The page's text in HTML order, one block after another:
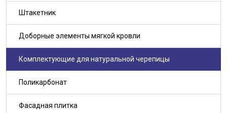
Штакетник
Доборные элементы мягкой кровли
Комплектующие для натуральной черепицы
Поликарбонат
Фасадная плитка